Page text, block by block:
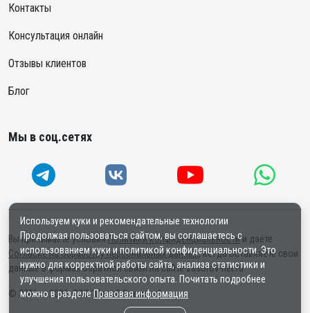
Контакты
Консультация онлайн
Отзывы клиентов
Блог
Мы в соц.сетях
Вы принимаете условияПолитики конфиденциальности и даёте
Согласие на обработку персональных данных, когда оставляете свои
данные в формах обратной связи на сайте zasorov-net.ru
© 2006 — 2026. ООО "Пятый Элемент"
Используем куки и рекомендательные технологии
Продолжая пользоваться сайтом, вы соглашаетесь с
использованием куки и политикой конфиденциальности. Это
нужно для корректной работы сайта, анализа статистики и
улучшения пользовательского опыта. Почитать подробнее
можно в разделе Правовая информация